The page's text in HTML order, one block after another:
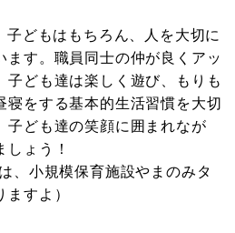
どもはもちろん、人を大切に
ます。職員同士の仲が良くアッ
子ども達は楽しく遊び、もりも
寝をする基本的生活習慣を大切
子ども達の笑顔に囲まれなが
しょう！
、小規模保育施設やまのみタ
すよ）